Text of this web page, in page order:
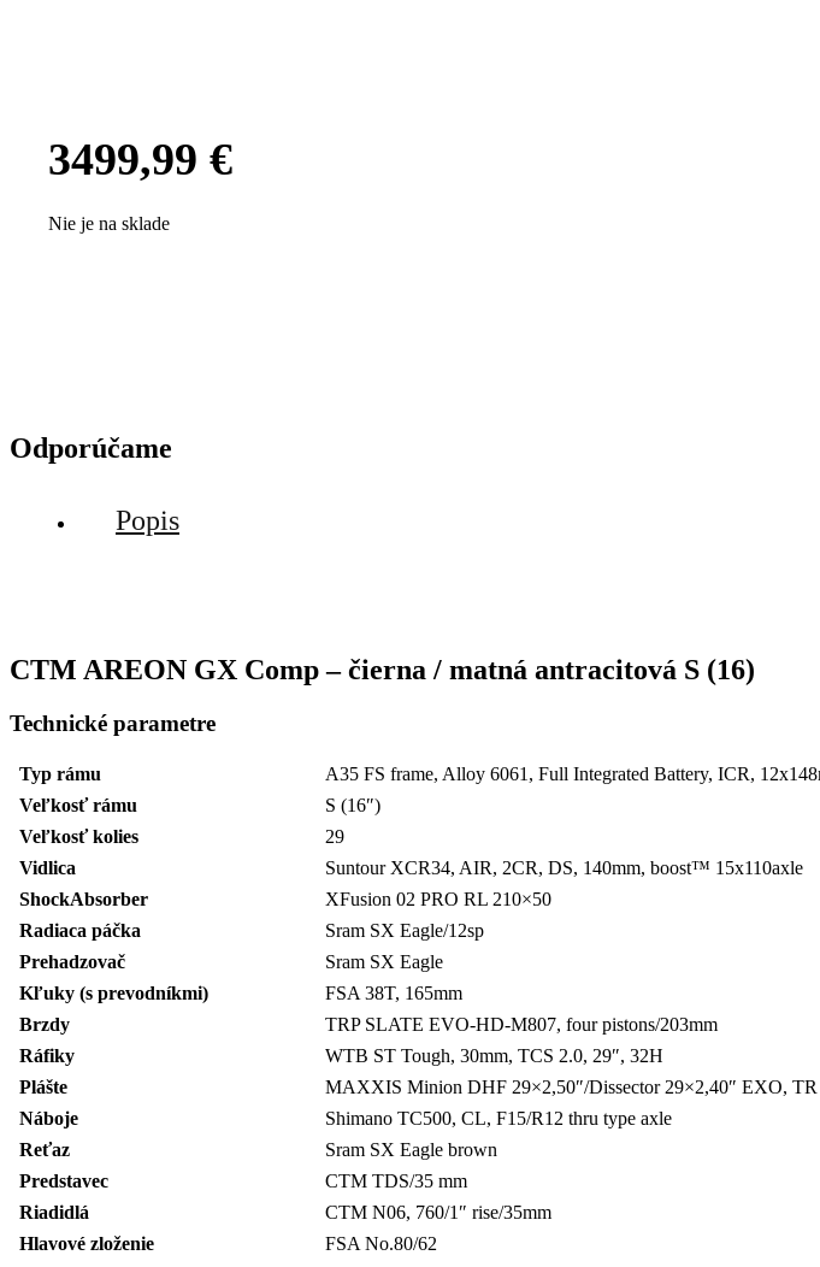
3499,99 €
Nie je na sklade
Odporúčame
Popis
CTM AREON GX Comp – čierna / matná antracitová S (16)
Technické parametre
Typ rámu
A35 FS frame, Alloy 6061, Full Integrated Battery, ICR,
Veľkosť rámu
S (16″)
Veľkosť kolies
29
Vidlica
Suntour XCR34, AIR, 2CR, DS, 140mm, boost™ 15x110axle
ShockAbsorber
XFusion 02 PRO RL 210×50
Radiaca páčka
Sram SX Eagle/12sp
Prehadzovač
Sram SX Eagle
Kľuky (s prevodníkmi)
FSA 38T, 165mm
Brzdy
TRP SLATE EVO-HD-M807, four pistons/203mm
Ráfiky
WTB ST Tough, 30mm, TCS 2.0, 29″, 32H
Plášte
MAXXIS Minion DHF 29×2,50″/Dissector 29×2,40″ EXO, TR
Náboje
Shimano TC500, CL, F15/R12 thru type axle
Reťaz
Sram SX Eagle brown
Predstavec
CTM TDS/35 mm
Riadidlá
CTM N06, 760/1″ rise/35mm
Hlavové zloženie
FSA No.80/62